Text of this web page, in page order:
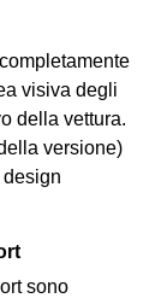
visiva degli
della vettura.
versione)
sono